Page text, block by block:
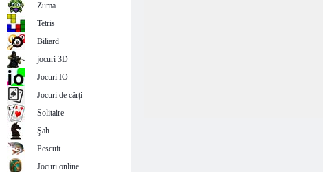
Zuma
Tetris
Biliard
jocuri 3D
Jocuri IO
Jocuri de cărți
Solitaire
Şah
Pescuit
Jocuri online